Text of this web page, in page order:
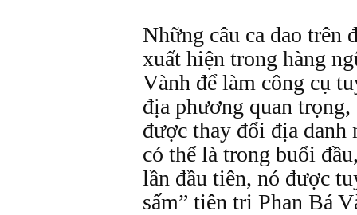
Những câu ca dao trên
xuất hiện trong hàng
Vành để làm công cụ
địa phương quan
được thay đổi địa danh
có thể là trong buổi
lần đầu tiên, nó được
sấm” tiên tri Phan Bá